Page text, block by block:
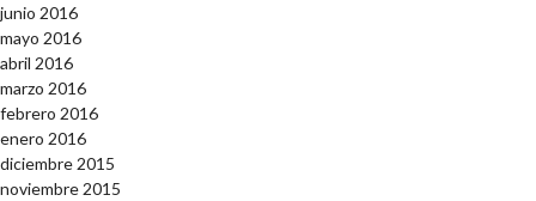
junio 2016
mayo 2016
abril 2016
marzo 2016
febrero 2016
enero 2016
diciembre 2015
noviembre 2015